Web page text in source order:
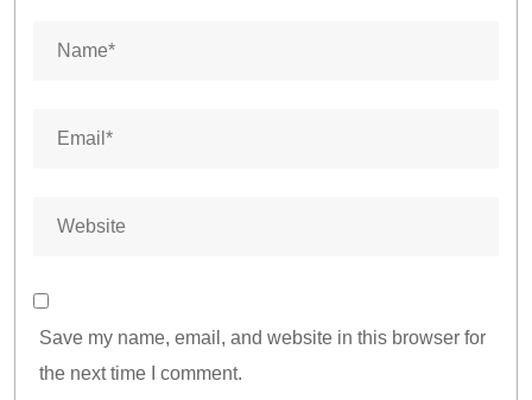
Save my name, email, and website in this browser for
the next time I comment.